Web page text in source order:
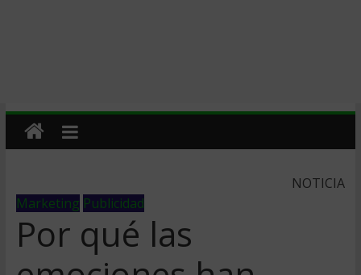
NOTICIA
Marketing Publicidad
Por qué las